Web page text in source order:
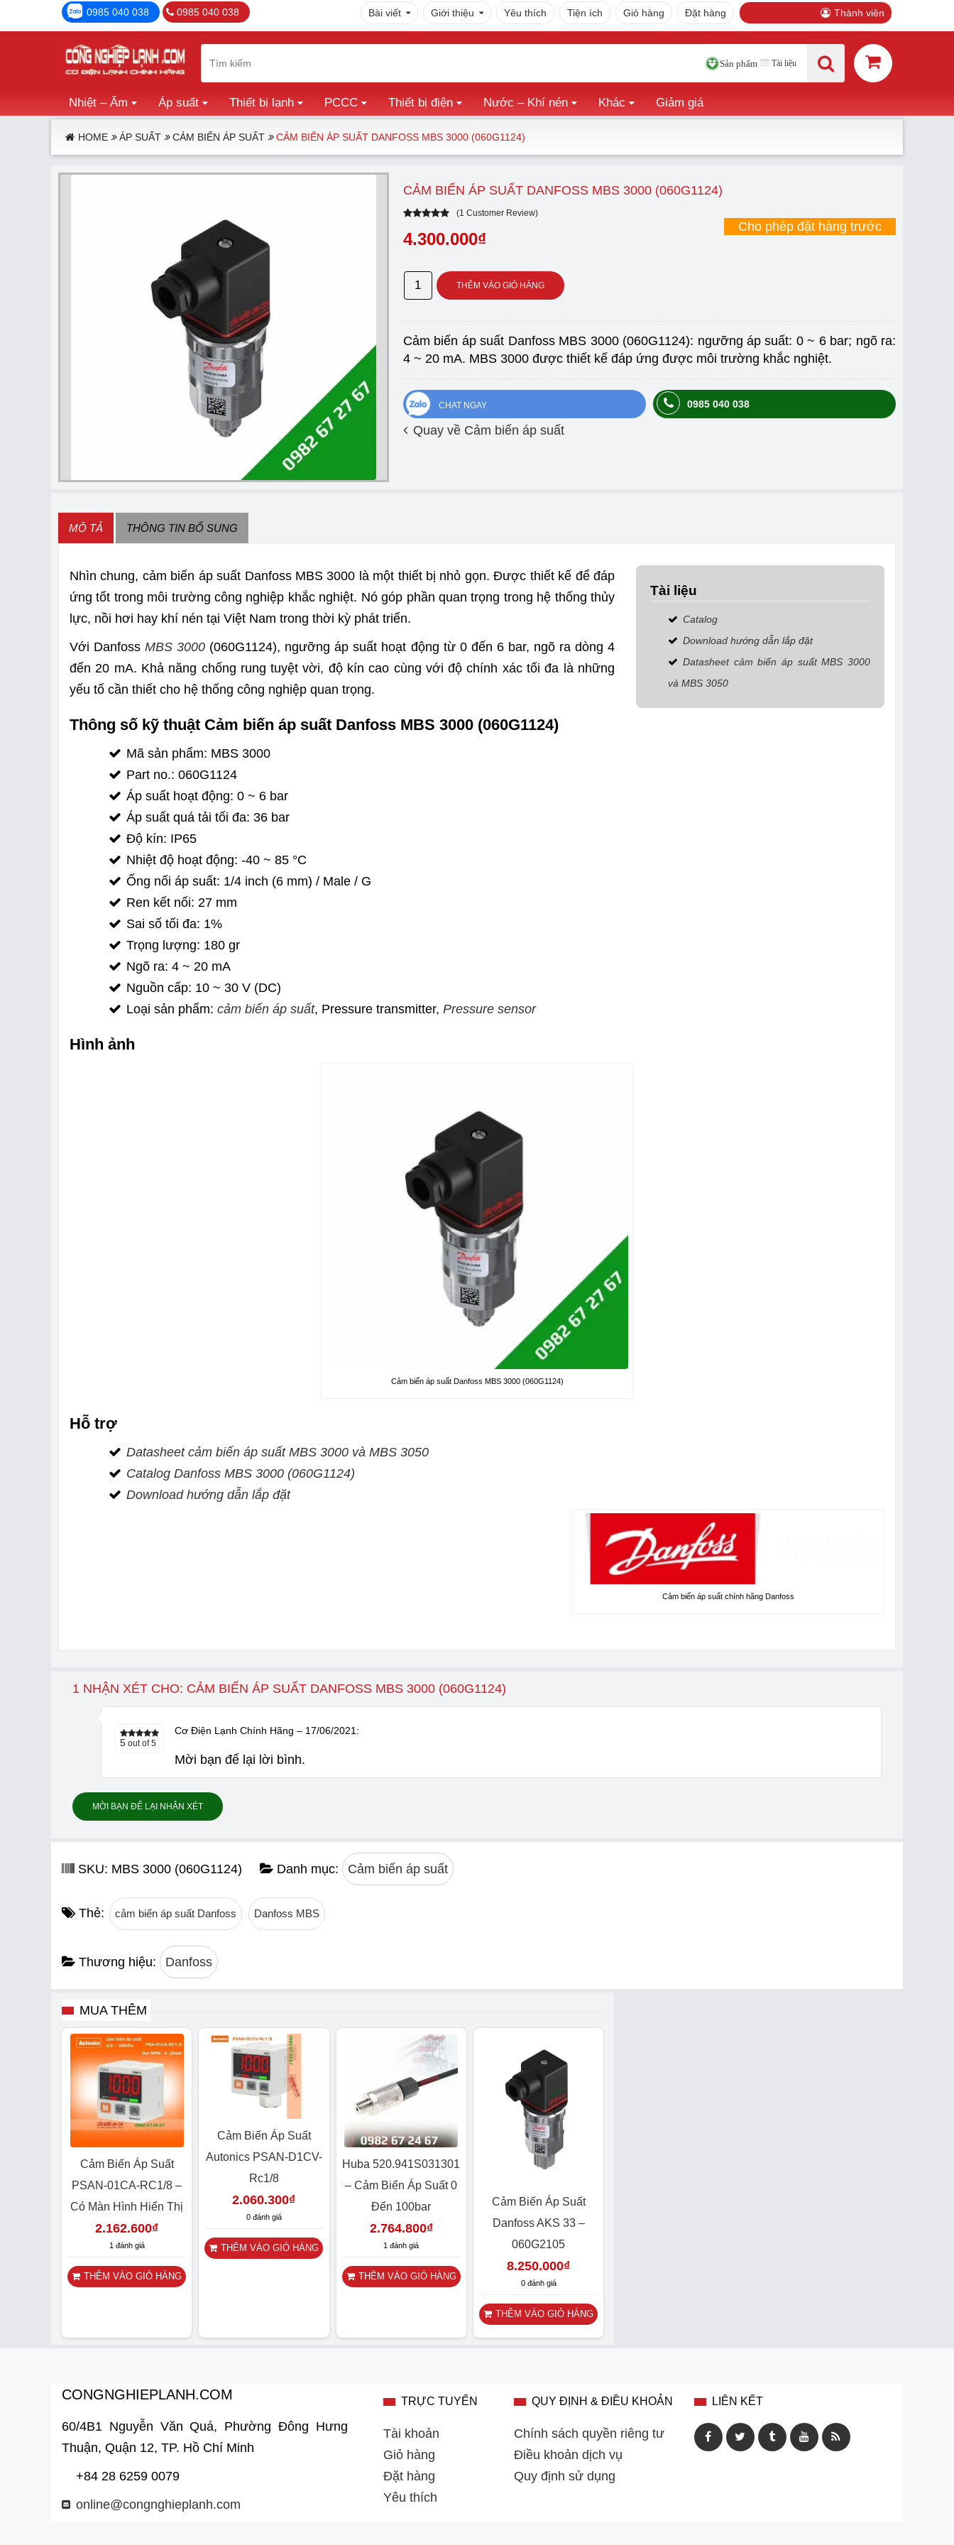
0985 040 038 0985 040 038 Bài viết Giới thiệu Yêu thích Tiện ích Giỏ hàng Đặt hàng Thành viên
Sản phẩm Tài liệu
Nhiệt – Ẩm Áp suất Thiết bị lạnh PCCC Thiết bị điện Nước – Khí nén Khác Giảm giá
HOME ÁP SUẤT CẢM BIẾN ÁP SUẤT CẢM BIẾN ÁP SUẤT DANFOSS MBS 3000 (060G1124)
CẢM BIẾN ÁP SUẤT DANFOSS MBS 3000 (060G1124)
of5
based on
rating
(1 Customer Review)
4.300.000₫
Cho phép đặt hàng trước
Cảm
biến
suất
MBS
3000
(060G1124)
THÊM VÀO GIỎ HÀNG
Cảm biến áp suất Danfoss MBS 3000 (060G1124): ngưỡng áp suất: 0 ~ 6 bar; ngõ ra:
4 ~ 20 mA. MBS 3000 được thiết kế đáp ứng được môi trường khắc nghiệt.
CHAT NGAY 0985 040 038
Quay về Cảm biến áp suất
MÔ TẢ THÔNG TIN BỔ SUNG
Tài liệu
Catalog
Download hướng dẫn lắp đặt
Datasheet cảm biến áp suất MBS 3000
và MBS 3050
Nhìn chung, cảm biến áp suất Danfoss MBS 3000 là một thiết bị nhỏ gọn. Được thiết kế để đáp
ứng tốt trong môi trường công nghiệp khắc nghiệt. Nó góp phần quan trọng trong hệ thống thủy
lực, nồi hơi hay khí nén tại Việt Nam trong thời kỳ phát triển.
Với DanfossMBS 3000 (060G1124), ngưỡng áp suất hoạt động từ 0 đến 6 bar, ngõ ra dòng 4
đến 20 mA. Khả năng chống rung tuyệt vời, độ kín cao cùng với độ chính xác tối đa là những
yếu tố cần thiết cho hệ thống công nghiệp quan trọng.
Thông số kỹ thuật Cảm biến áp suất Danfoss MBS 3000 (060G1124)
Mã sản phẩm: MBS 3000
Part no.: 060G1124
Áp suất hoạt động: 0 ~ 6 bar
Áp suất quá tải tối đa: 36 bar
Độ kín: IP65
Nhiệt độ hoạt động: -40 ~ 85 °C
Ống nối áp suất: 1/4 inch (6 mm) / Male / G
Ren kết nối: 27 mm
Sai số tối đa: 1%
Trọng lượng: 180 gr
Ngõ ra: 4 ~ 20 mA
Nguồn cấp: 10 ~ 30 V (DC)
Loại sản phẩm: cảm biến áp suất, Pressure transmitter, Pressure sensor
Hình ảnh
Cảm biến áp suất Danfoss MBS 3000 (060G1124)
Hỗ trợ
Datasheet cảm biến áp suất MBS 3000 và MBS 3050
Catalog Danfoss MBS 3000 (060G1124)
Download hướng dẫn lắp đặt
Cảm biến áp suất chính hãng Danfoss
1 NHẬN XÉT CHO: CẢM BIẾN ÁP SUẤT DANFOSS MBS 3000 (060G1124)
5 out of 5
Cơ Điện Lạnh Chính Hãng – 17/06/2021 :
Mời bạn để lại lời bình.
MỜI BẠN ĐỂ LẠI NHẬN XÉT
SKU: MBS 3000 (060G1124) Danh mục: Cảm biến áp suất
Thẻ: cảm biến áp suất Danfoss Danfoss MBS
Thương hiệu: Danfoss
MUA THÊM
Cảm Biến Áp Suất
PSAN-01CA-RC1/8 –
Có Màn Hình Hiển Thị
2.162.600₫
1 đánh giá
THÊM VÀO GIỎ HÀNG
Cảm Biến Áp Suất
Autonics PSAN-D1CV-
Rc1/8
2.060.300₫
0 đánh giá
THÊM VÀO GIỎ HÀNG
Huba 520.941S031301
– Cảm Biến Áp Suất 0
Đến 100bar
2.764.800₫
1 đánh giá
THÊM VÀO GIỎ HÀNG
Cảm Biến Áp Suất
Danfoss AKS 33 –
060G2105
8.250.000₫
0 đánh giá
THÊM VÀO GIỎ HÀNG
CONGNGHIEPLANH.COM
60/4B1 Nguyễn Văn Quá, Phường Đông Hưng
Thuận, Quận 12, TP. Hồ Chí Minh
+84 28 6259 0079
online@congnghieplanh.com
TRỰC TUYẾN
Tài khoản
Giỏ hàng
Đặt hàng
Yêu thích
QUY ĐỊNH & ĐIỀU KHOẢN
Chính sách quyền riêng tư
Điều khoản dịch vụ
Quy định sử dụng
LIÊN KẾT